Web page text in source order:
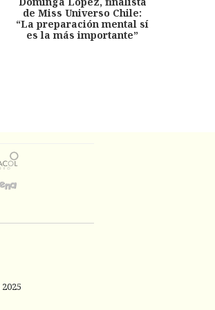
de Miss Universo Chile:
“La preparación mental sí
es la más importante”